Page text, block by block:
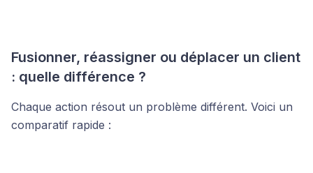
Fusionner, réassigner ou déplacer un client
: quelle différence ?
Chaque action résout un problème différent. Voici un
comparatif rapide :